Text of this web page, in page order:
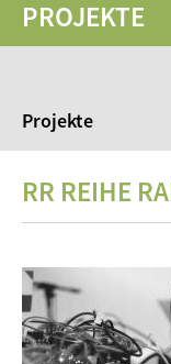
PROJEKTE
Projekte
RR REIHE